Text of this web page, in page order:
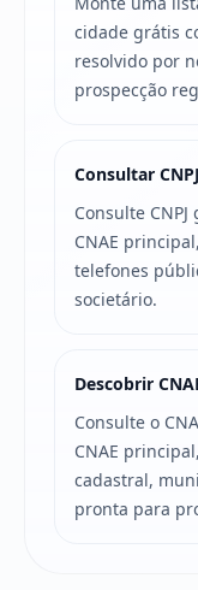
cidade grátis
resolvido por
prospecção
Consultar
Consulte
CNAE
telefones
societário.
Descobrir
Consulte o
CNAE
cadastral,
pronta para